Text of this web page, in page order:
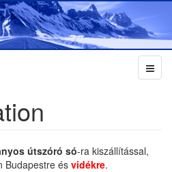
útszóró só-ra kiszállítással,
Budapestre és vidékre.